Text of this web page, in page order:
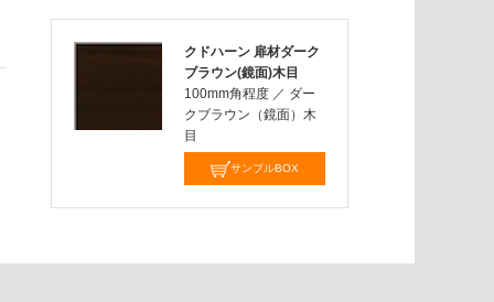
クドハーン 扉材ダーク
ブラウン(鏡面)木目
100mm角程度 ／ ダー
クブラウン（鏡面）木
目
サンプルBOX